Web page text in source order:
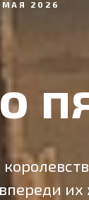
МАЯ 2026
их